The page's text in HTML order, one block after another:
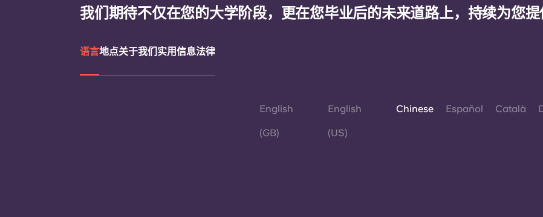
我们期待不仅在您的大学阶段，更在您毕业后的未来道路上，持续为您提
语言地点关于我们实用信息法律
English
(GB)
English
(US)
Chinese Español Català